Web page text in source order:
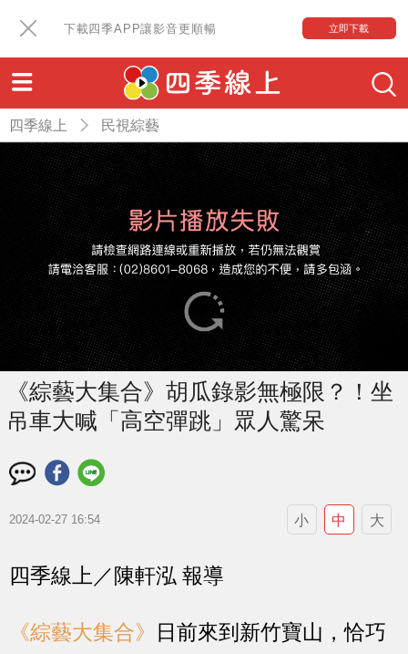
下載四季APP讓影音更順暢 立即下載
四季線上 民視綜藝
《綜藝大集合》胡瓜錄影無極限？！坐
吊車大喊「高空彈跳」眾人驚呆
2024-02-27 16:54 小 中 大
四季線上／陳軒泓 報導
《綜藝大集合》
日前來到新竹寶山，恰巧